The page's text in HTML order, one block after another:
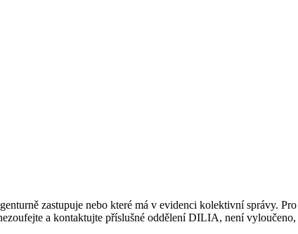
zastupuje nebo které má v evidenci kolektivní správy.
a kontaktujte příslušné oddělení DILIA, není